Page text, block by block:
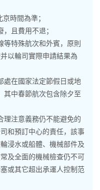
時間為準；
且費用不退；
等特殊航次和外賓，原則
以輪司實際申請結果為
處在國家法定節假日或地
其中春節航次包含除夕至
理注意義務仍不能避免的
和預訂中心的責任，該事
浸水或船體、機械部件及
及全面的機械檢查仍不可
或其它超出承運人控制范